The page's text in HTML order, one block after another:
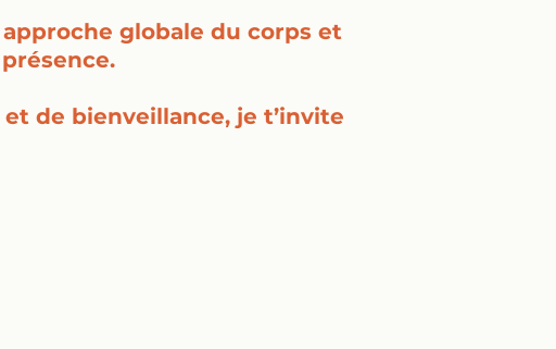
globale du corps et
de bienveillance, je t’invite